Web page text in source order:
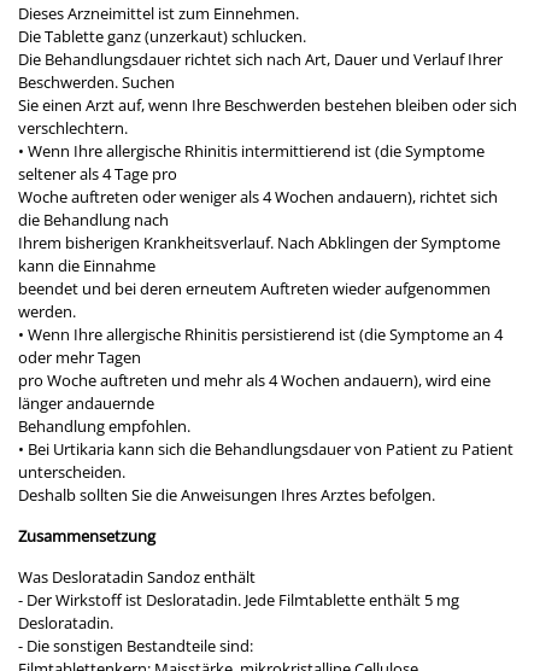
Dieses Arzneimittel ist zum Einnehmen.
Die Tablette ganz (unzerkaut) schlucken.
Die Behandlungsdauer richtet sich nach Art, Dauer und Verlauf Ihrer
Beschwerden. Suchen
Sie einen Arzt auf, wenn Ihre Beschwerden bestehen bleiben oder sich
verschlechtern.
• Wenn Ihre allergische Rhinitis intermittierend ist (die Symptome
seltener als 4 Tage pro
Woche auftreten oder weniger als 4 Wochen andauern), richtet sich
die Behandlung nach
Ihrem bisherigen Krankheitsverlauf. Nach Abklingen der Symptome
kann die Einnahme
beendet und bei deren erneutem Auftreten wieder aufgenommen
werden.
• Wenn Ihre allergische Rhinitis persistierend ist (die Symptome an 4
oder mehr Tagen
pro Woche auftreten und mehr als 4 Wochen andauern), wird eine
länger andauernde
Behandlung empfohlen.
• Bei Urtikaria kann sich die Behandlungsdauer von Patient zu Patient
unterscheiden.
Deshalb sollten Sie die Anweisungen Ihres Arztes befolgen.
Zusammensetzung
Was Desloratadin Sandoz enthält
- Der Wirkstoff ist Desloratadin. Jede Filmtablette enthält 5 mg
Desloratadin.
- Die sonstigen Bestandteile sind: